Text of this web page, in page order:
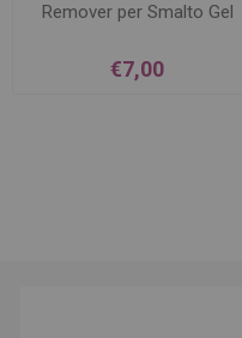
Remover per Smalto Gel
€7,00